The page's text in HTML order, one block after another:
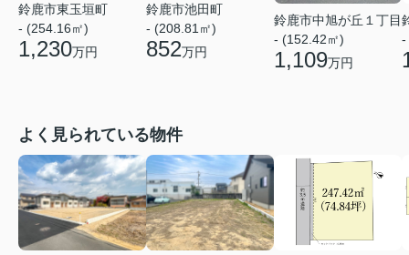
鈴鹿市東玉垣町
- (254.16㎡)
1,230万円
鈴鹿市池田町
- (208.81㎡)
852万円
鈴鹿市中旭が丘１丁目
- (152.42㎡)
1,109万円
-
よく見られている物件